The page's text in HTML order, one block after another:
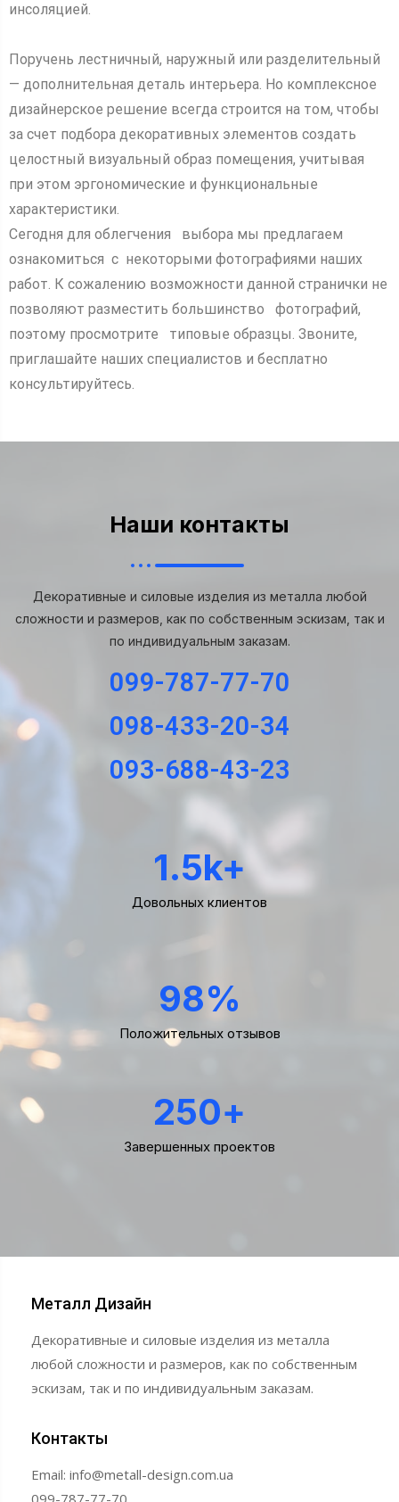
инсоляцией.
Поручень лестничный, наружный или разделительный
— дополнительная деталь интерьера. Но комплексное
дизайнерское решение всегда строится на том, чтобы
за счет подбора декоративных элементов создать
целостный визуальный образ помещения, учитывая
при этом эргономические и функциональные
характеристики.
Сегодня для облегчения выбора мы предлагаем
ознакомиться с некоторыми фотографиями наших
работ. К сожалению возможности данной странички не
позволяют разместить большинство фотографий,
поэтому просмотрите типовые образцы. Звоните,
приглашайте наших специалистов и бесплатно
консультируйтесь.
Наши контакты
Декоративные и силовые изделия из металла любой
сложности и размеров, как по собственным эскизам, так и
по индивидуальным заказам.
099-787-77-70
098-433-20-34
093-688-43-23
1.5k+
Довольных клиентов
98%
Положительных отзывов
250+
Завершенных проектов
Металл Дизайн
Декоративные и силовые изделия из металла
любой сложности и размеров, как по собственным
эскизам, так и по индивидуальным заказам.
Контакты
Email: info@metall-design.com.ua